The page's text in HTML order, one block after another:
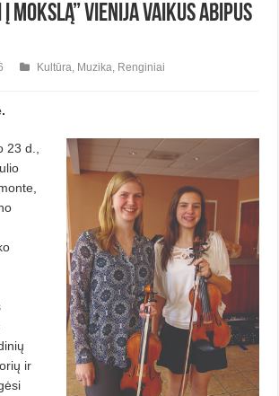
mokslą” vienija vaikus abipus
Kultūra Muzika Renginiai
d.,
ir